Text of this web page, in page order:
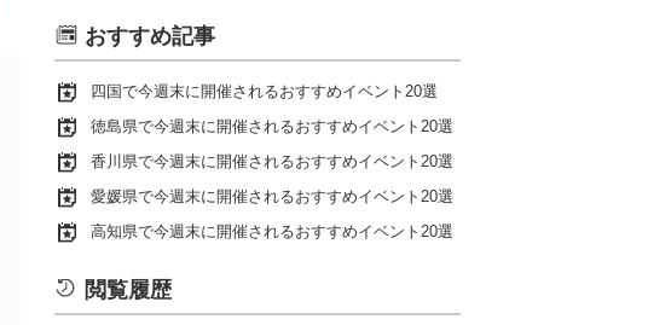
おすすめ記事
四国で今週末に開催されるおすすめイベント20選
徳島県で今週末に開催されるおすすめイベント20選
香川県で今週末に開催されるおすすめイベント20選
愛媛県で今週末に開催されるおすすめイベント20選
高知県で今週末に開催されるおすすめイベント20選
閲覧履歴